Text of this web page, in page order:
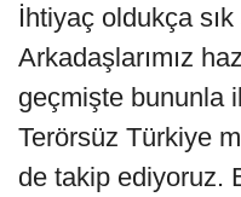
İhtiyaç oldukça sık
Arkadaşlarımız
geçmişte bununla
Terörsüz Türkiye
de takip ediyoruz.